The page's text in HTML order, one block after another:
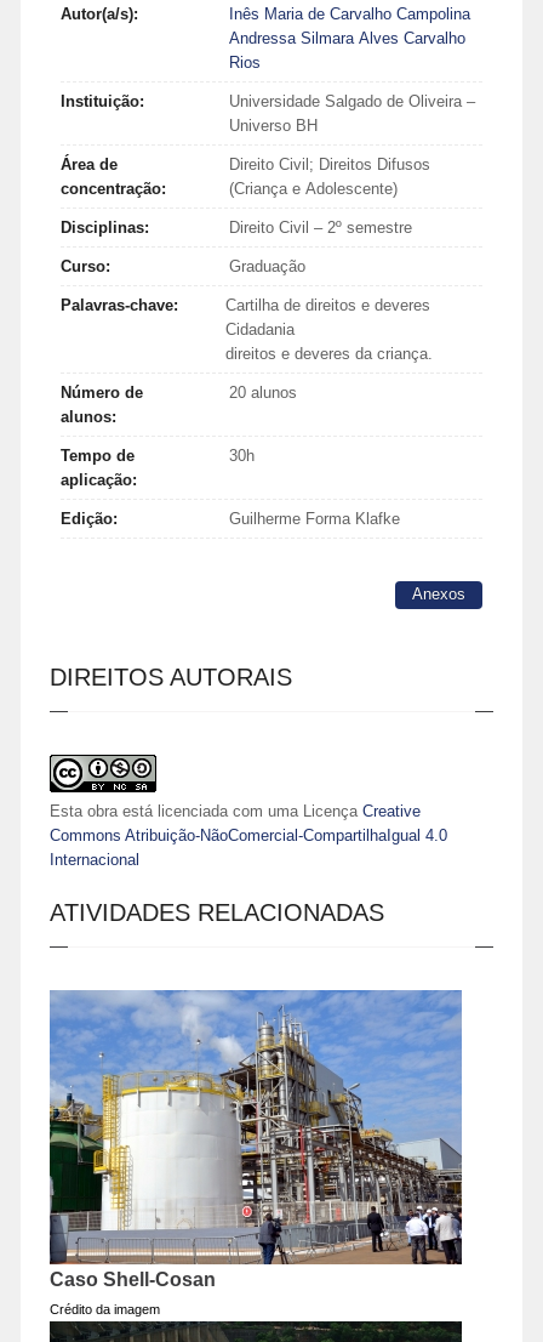
Autor(a/s):
Inês Maria de Carvalho Campolina
Andressa Silmara Alves Carvalho
Rios
Instituição:
Universidade Salgado de Oliveira –
Universo BH
Área de
concentração:
Direito Civil; Direitos Difusos
(Criança e Adolescente)
Disciplinas: Direito Civil – 2º semestre
Curso: Graduação
Palavras-chave:
Cartilha de direitos e deveres
Cidadania
direitos e deveres da criança.
Número de
alunos:
20 alunos
Tempo de
aplicação:
30h
Edição: Guilherme Forma Klafke
Anexos
DIREITOS AUTORAIS
Esta obra está licenciada com uma LicençaCreative
Commons Atribuição-NãoComercial-CompartilhaIgual 4.0
Internacional
ATIVIDADES RELACIONADAS
Caso Shell-Cosan
Crédito da imagem